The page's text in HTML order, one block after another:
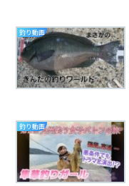
釣り動画
釣り動画